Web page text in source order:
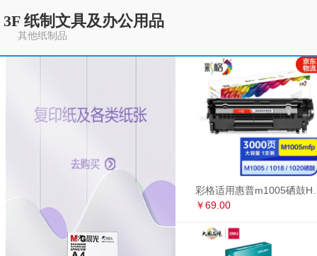
3F 纸制文具及办公用品
其他纸制品
￥69.00